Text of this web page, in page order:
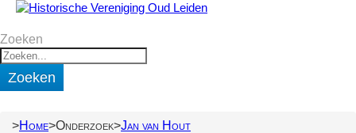
Zoeken
Zoeken
Home Onderzoek Jan van Hout